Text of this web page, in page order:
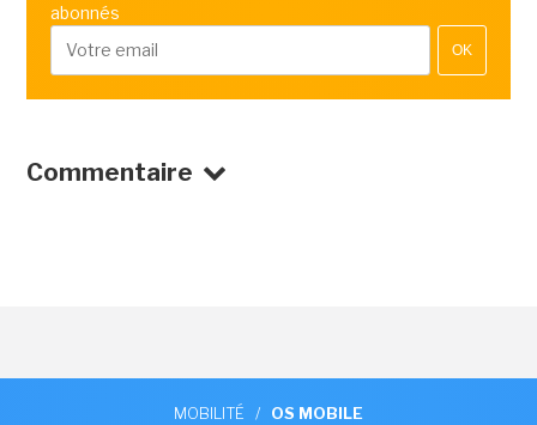
abonnés
OK
Commentaire
MOBILITÉ / OS MOBILE